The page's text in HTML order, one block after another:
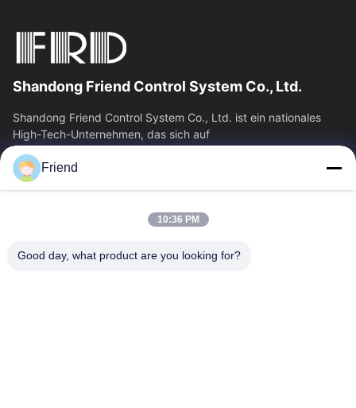
Shandong Friend Control System Co., Ltd.
Shandong Friend Control System Co., Ltd. ist ein nationales
High-Tech-Unternehmen, das sich auf
Instrumentierungsforschung und -entwicklung,...
Schnelle Verbindungen
Über Uns
Fabrik Tour
Qualitätskontrolle
Friend
10:36 PM
Good day, what product are you looking for?